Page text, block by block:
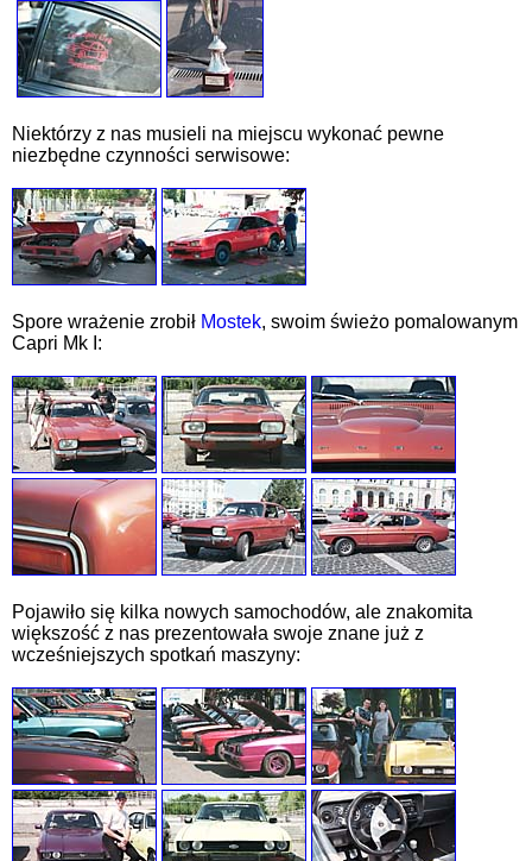
Niektórzy z nas musieli na miejscu wykonać pewne
niezbędne czynności serwisowe:
Spore wrażenie zrobił Mostek, swoim świeżo pomalowanym
Capri Mk I:
Pojawiło się kilka nowych samochodów, ale znakomita
większość z nas prezentowała swoje znane już z
wcześniejszych spotkań maszyny: